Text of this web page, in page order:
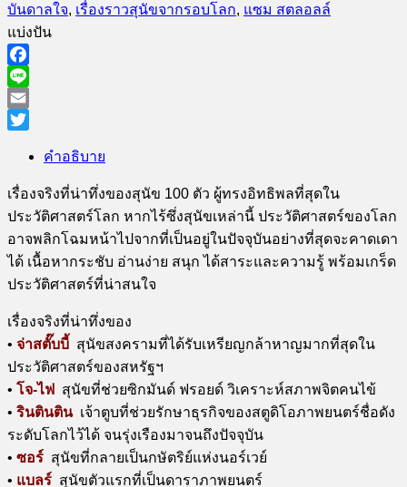
บันดาลใจ, เรื่องราวสุนัขจากรอบโลก, แซม สตลอลล์
แบ่งปัน
Facebook
Line
Email
คำอธิบาย
เรื่องจริงที่น่าทึ่งของสุนัข 100 ตัว ผู้ทรงอิทธิพลที่สุดใน
ประวัติศาสตร์โลก หากไร้ซึ่งสุนัขเหล่านี้ ประวัติศาสตร์ของโลก
อาจพลิกโฉมหน้าไปจากที่เป็นอยู่ในปัจจุบันอย่างที่สุดจะคาดเดา
ได้ เนื้อหากระชับ อ่านง่าย สนุก ได้สาระและความรู้ พร้อมเกร็ด
ประวัติศาสตร์ที่น่าสนใจ
เรื่องจริงที่น่าทึ่งของ
• จ่าสตั๊บบี้ สุนัขสงครามที่ได้รับเหรียญกล้าหาญมากที่สุดใน
ประวัติศาสตร์ของสหรัฐฯ
• โจ-ไฟ
สุนัขที่ช่วยซิกมันด์ ฟรอยด์ วิเคราะห์สภาพจิตคนไข้
• รินตินตินเจ้าตูบที่ช่วยรักษาธุรกิจของสตูดิโอภาพยนตร์ชื่อดัง
ระดับโลกไว้ได้ จนรุ่งเรืองมาจนถึงปัจจุบัน
• ซอร์ สุนัขที่กลายเป็นกษัตริย์แห่งนอร์เวย์
• แบลร์ สุนัขตัวแรกที่เป็นดาราภาพยนตร์